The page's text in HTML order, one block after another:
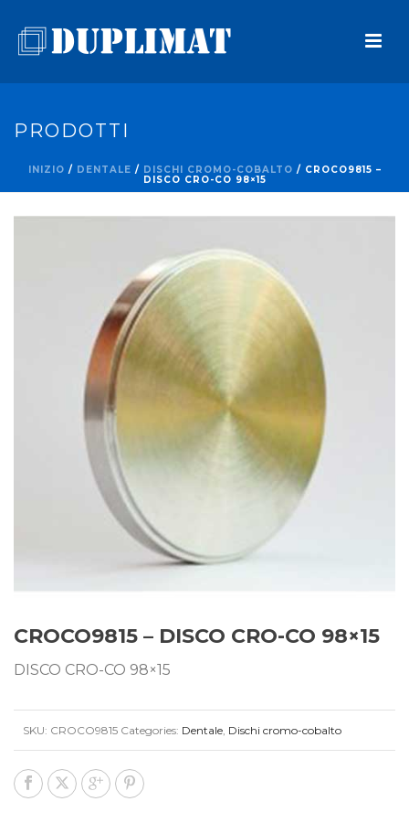
PRODOTTI
INIZIO / DENTALE / DISCHI CROMO-COBALTO / CROCO9815 –
DISCO CRO-CO 98×15
CROCO9815 – DISCO CRO-CO 98×15
DISCO CRO-CO 98×15
SKU: CROCO9815 Categories: Dentale, Dischi cromo-cobalto